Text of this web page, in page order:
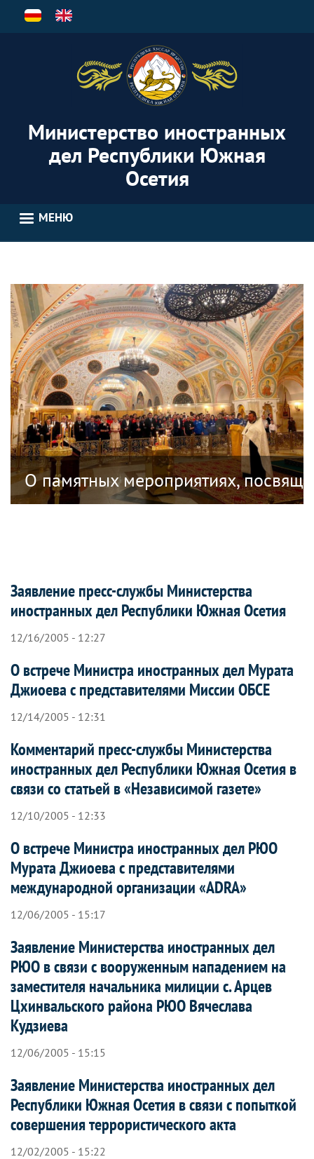
Перейти
Министерство иностранных
дел Республики Южная
Осетия
МЕНЮ
Южная Осетия, посвященных
О памятных мероприятиях,
Заявление пресс-службы Министерства
иностранных дел Республики Южная Осетия
12/16/2005 - 12:27
О встрече Министра иностранных дел Мурата
Джиоева с представителями Миссии ОБСЕ
12/14/2005 - 12:31
Комментарий пресс-службы Министерства
иностранных дел Республики Южная Осетия в
связи со статьей в «Независимой газете»
12/10/2005 - 12:33
О встрече Министра иностранных дел РЮО
Мурата Джиоева с представителями
международной организации «ADRA»
12/06/2005 - 15:17
Заявление Министерства иностранных дел
РЮО в связи с вооруженным нападением на
заместителя начальника милиции с. Арцев
Цхинвальского района РЮО Вячеслава
Кудзиева
12/06/2005 - 15:15
Заявление Министерства иностранных дел
Республики Южная Осетия в связи с попыткой
совершения террористического акта
12/02/2005 - 15:22